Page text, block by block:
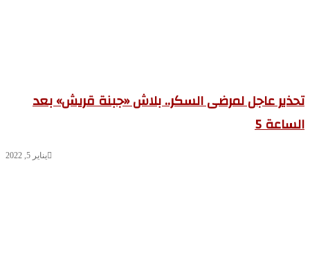
عاجل لمرضى السكر.. بلاش «جبنة قريش» بعد
5
يناير 5, 2022